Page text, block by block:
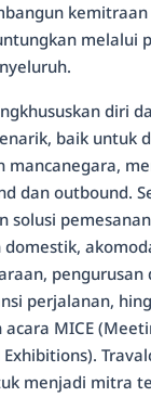
melalui
diri
baik untuk
mancanegara,
dan outbound.
solusi
pengurusan
perjalanan,
MICE
menjadi mitra